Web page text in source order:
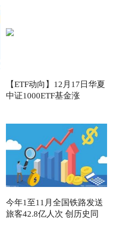
【ETF动向】12月17日华夏
中证1000ETF基金涨
今年1至11月全国铁路发送
旅客42.8亿人次 创历史同